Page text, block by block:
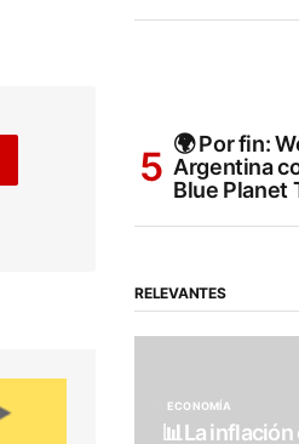
🌍 Por fin:
Argentina
Blue Planet
RELEVANTES
ECONOMÍA
📊La